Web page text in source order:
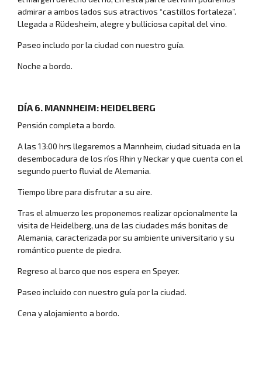
Viajes desde Castilla y León
admirar a ambos lados sus atractivos “castillos fortaleza”.
Llegada a Rüdesheim, alegre y bulliciosa capital del vino.
Paseo includo por la ciudad con nuestro guía.
Noche a bordo.
DÍA 6. MANNHEIM: HEIDELBERG
Pensión completa a bordo.
A las 13:00 hrs llegaremos a Mannheim, ciudad situada en la
desembocadura de los ríos Rhin y Neckar y que cuenta con el
segundo puerto fluvial de Alemania.
Tiempo libre para disfrutar a su aire.
Tras el almuerzo les proponemos realizar opcionalmente la
visita de Heidelberg, una de las ciudades más bonitas de
Alemania, caracterizada por su ambiente universitario y su
romántico puente de piedra.
Regreso al barco que nos espera en Speyer.
Paseo incluido con nuestro guía por la ciudad.
Cena y alojamiento a bordo.